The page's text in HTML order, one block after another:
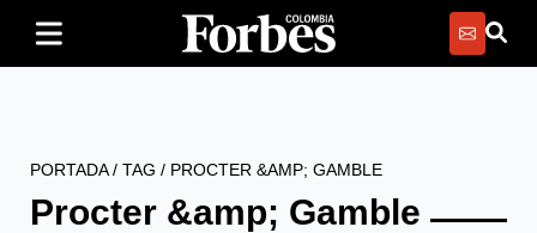
PORTADA/ TAG / PROCTER &AMP; GAMBLE
Procter &amp; Gamble